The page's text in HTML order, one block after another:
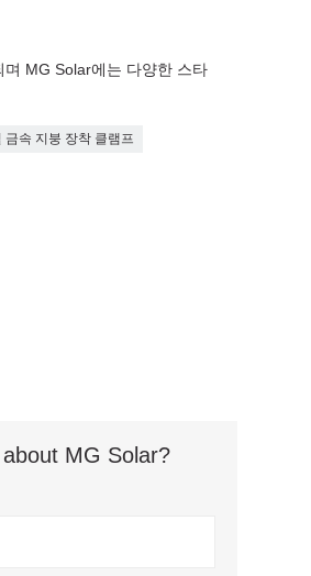
MG Solar에는 다양한 스타
금속 지붕 장착 클램프
MG Solar?